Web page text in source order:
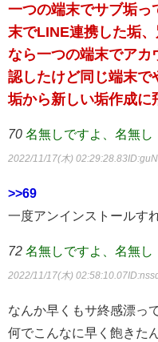
一つの端末でサブ垢っ
末でLINE連携した垢
なら一つの端末でアカ
認したけど同じ端末で
垢から新しい垢作成に
70 名無しですよ、名無し
2022/11/17(木) 02:29:28.83
>>69
一度アンインストールす
72 名無しですよ、名無し
2022/11/17(木) 02:58:10.07
なんか早くもサ終感漂っ
何でこんなに早く飽きた